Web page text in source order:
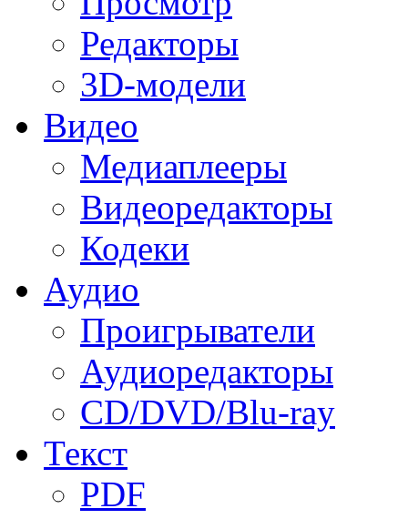
Редакторы
3D-модели
Видео
Медиаплееры
Видеоредакторы
Кодеки
Аудио
Проигрыватели
Аудиоредакторы
CD/DVD/Blu-ray
Текст
PDF